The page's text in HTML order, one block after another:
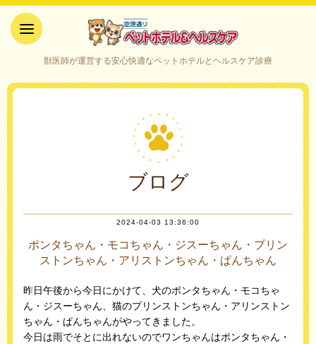
ケア｜山口県宇部市
獣医師が運営する安心快適なペットホテルとヘルスケア診療
ブログ
2024-04-03 13:36:00
ポンタちゃん・モコちゃん・ジスーちゃん・プリン
ストンちゃん・アリストンちゃん・ぱんちゃん
昨日午後から今日にかけて、犬のポンタちゃん・モコちゃ
ん・ジスーちゃん、猫のプリンストンちゃん・アリンストン
ちゃん・ぱんちゃんがやってきました。
今日は雨でそとに出れないのでワンちゃんはポンタちゃん・